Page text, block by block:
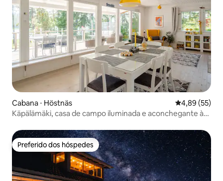
Cabana ⋅ Höstnäs 4,89 de uma
4,89 (55)
Käpälämäki, casa de campo iluminada e aconchegante à
Preferido dos hóspedes
Preferido dos hóspedes